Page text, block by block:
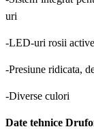
uri
-LED-uri rosii
-Presiune ridicata,
-Diverse culori
Date tehnice